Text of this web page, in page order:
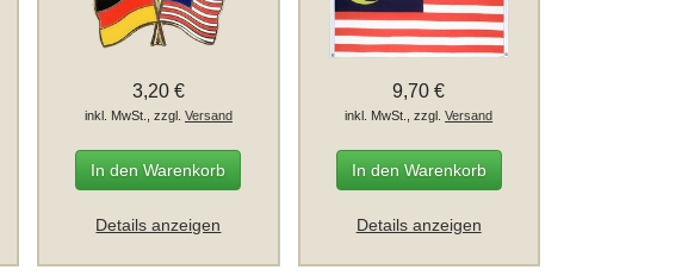
3,20 €
inkl. MwSt., zzgl. Versand
In den Warenkorb
Details anzeigen
9,70 €
inkl. MwSt., zzgl.Versand
In den Warenkorb
Details anzeigen